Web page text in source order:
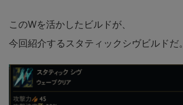
このWを活かしたビルドが、
今回紹介するスタティックシヴビルドだ。